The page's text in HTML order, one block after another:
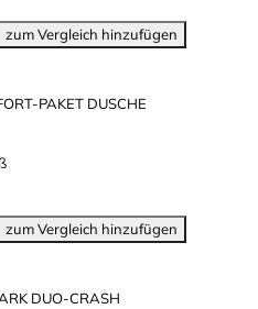
zum Vergleich hinzufügen
PAKET DUSCHE
zum Vergleich hinzufügen
DUO-CRASH